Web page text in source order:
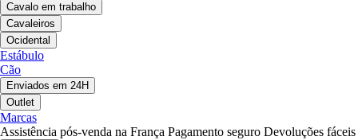
Cavalo em trabalho
Cavaleiros
Ocidental
Estábulo
Cão
Enviados em 24H
Outlet
Marcas
Assistência pós-venda na França Pagamento seguro Devoluções fáceis